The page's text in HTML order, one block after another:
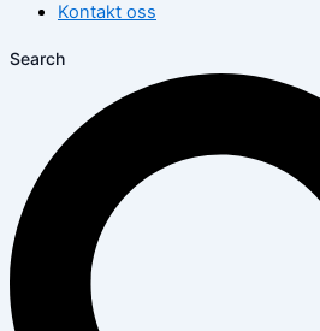
Kontakt oss
Search